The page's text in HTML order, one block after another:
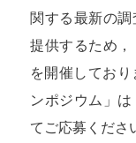
関する最新の
提供するため，
を開催してお
ンポジウム」
てご応募くださ